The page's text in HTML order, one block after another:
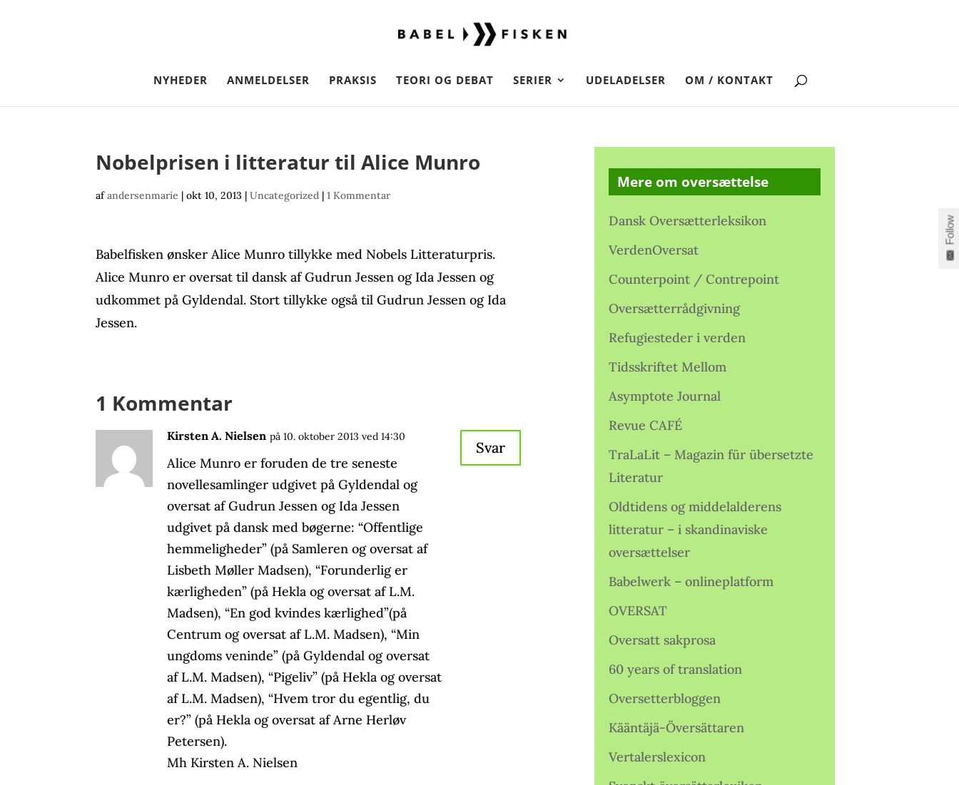
NYHEDER ANMELDELSER PRAKSIS TEORI OG DEBAT SERIER UDELADELSER OM / KONTAKT
Nobelprisen i litteratur til Alice Munro
afandersenmarie |okt 10, 2013 |Uncategorized |1 Kommentar
Babelfisken ønsker Alice Munro tillykke med Nobels Litteraturpris.
Alice Munro er oversat til dansk af Gudrun Jessen og Ida Jessen og
udkommet på Gyldendal. Stort tillykke også til Gudrun Jessen og Ida
Jessen.
1 Kommentar
Kirsten A. Nielsen på 10. oktober 2013 ved 14:30
Alice Munro er foruden de tre seneste
novellesamlinger udgivet på Gyldendal og
oversat af Gudrun Jessen og Ida Jessen
udgivet på dansk med bøgerne: “Offentlige
hemmeligheder” (på Samleren og oversat af
Lisbeth Møller Madsen), “Forunderlig er
kærligheden” (på Hekla og oversat af L.M.
Madsen), “En god kvindes kærlighed”(på
Centrum og oversat af L.M. Madsen), “Min
ungdoms veninde” (på Gyldendal og oversat
af L.M. Madsen), “Pigeliv” (på Hekla og oversat
af L.M. Madsen), “Hvem tror du egentlig, du
er?” (på Hekla og oversat af Arne Herløv
Petersen).
Mh Kirsten A. Nielsen
Svar
Mere om oversættelse
Dansk Oversætterleksikon
VerdenOversat
Counterpoint / Contrepoint
Oversætterrådgivning
Refugiesteder i verden
Tidsskriftet Mellom
Asymptote Journal
Revue CAFÉ
TraLaLit – Magazin für übersetzte
Literatur
Oldtidens og middelalderens
litteratur – i skandinaviske
oversættelser
Babelwerk – onlineplatform
OVERSAT
Oversatt sakprosa
60 years of translation
Oversetterbloggen
Kääntäjä-Översättaren
Vertalerslexicon
Follow